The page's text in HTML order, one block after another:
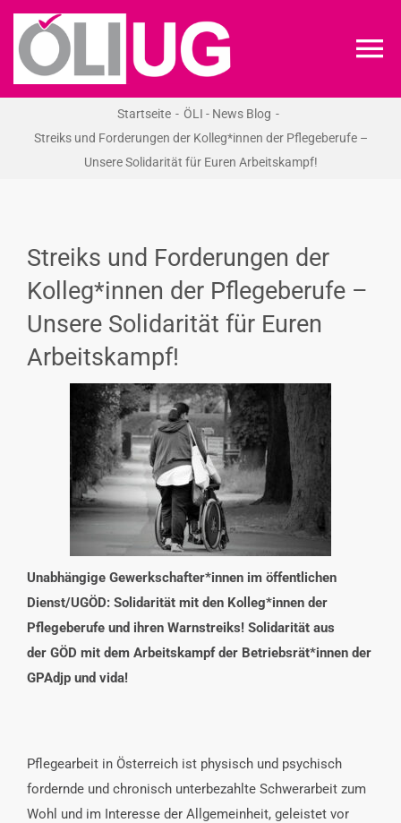
Zum
Inhalt
springen
RECHT
VERANSTALTUNGEN
INTERESSENSVERTRETUNG
KONTAKT
Startseite
ÖLI - News Blog
Streiks und Forderungen der Kolleg*innen der Pflegeberufe –
Unsere Solidarität für Euren Arbeitskampf!
Streiks und Forderungen der
Kolleg*innen der Pflegeberufe –
Unsere Solidarität für Euren
Arbeitskampf!
Unabhängige Gewerkschafter*innen im öffentlichen
Dienst/UGÖD: Solidarität mit den Kolleg*innen der
Pflegeberufe und ihren Warnstreiks! Solidarität aus
der GÖD mit dem Arbeitskampf der Betriebsrät*innen der
GPAdjp und vida!
Pflegearbeit in Österreich ist physisch und psychisch
fordernde und chronisch unterbezahlte Schwerarbeit zum
Wohl und im Interesse der Allgemeinheit, geleistet vor